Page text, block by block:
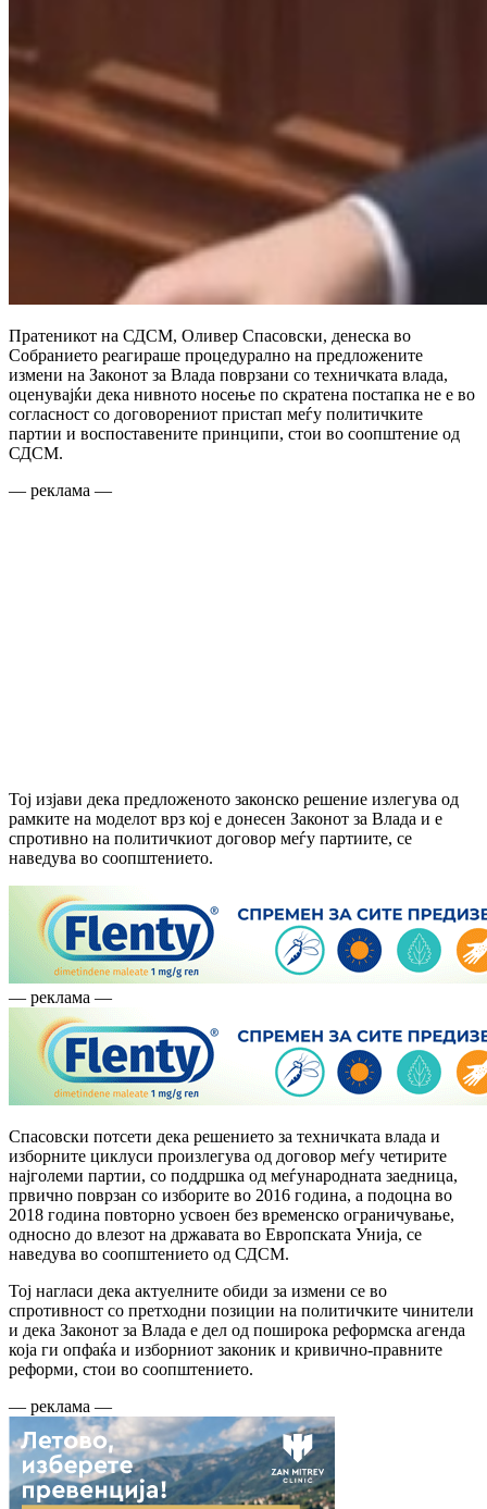
Пратеникот на СДСМ, Оливер Спасовски, денеска во
Собранието реагираше процедурално на предложените
измени на Законот за Влада поврзани со техничката влада,
оценувајќи дека нивното носење по скратена постапка не е во
согласност со договорениот пристап меѓу политичките
партии и воспоставените принципи, стои во соопштение од
СДСМ.
— реклама —
Тој изјави дека предложеното законско решение излегува од
рамките на моделот врз кој е донесен Законот за Влада и е
спротивно на политичкиот договор меѓу партиите, се
наведува во соопштението.
— реклама —
Спасовски потсети дека решението за техничката влада и
изборните циклуси произлегува од договор меѓу четирите
најголеми партии, со поддршка од меѓународната заедница,
првично поврзан со изборите во 2016 година, а подоцна во
2018 година повторно усвоен без временско ограничување,
односно до влезот на државата во Европската Унија, се
наведува во соопштението од СДСМ.
Тој нагласи дека актуелните обиди за измени се во
спротивност со претходни позиции на политичките чинители
и дека Законот за Влада е дел од поширока реформска агенда
која ги опфаќа и изборниот законик и кривично-правните
реформи, стои во соопштението.
— реклама —